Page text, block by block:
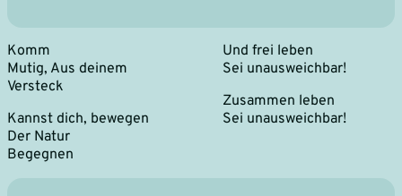
Komm
Mutig, Aus deinem
Versteck
Kannst dich, bewegen
Der Natur
Begegnen
Und frei leben
Sei unausweichbar!
Zusammen leben
Sei unausweichbar!